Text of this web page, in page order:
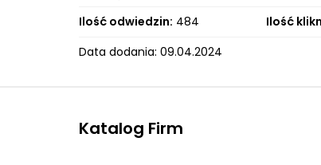
Ilość odwiedzin: 484 Ilość
Data dodania: 09.04.2024
Katalog Firm